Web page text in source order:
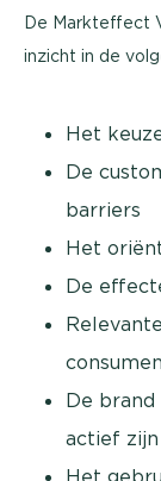
De Markteffect
inzicht in de
Het
De
barriers
Het
De
De
actief
Het